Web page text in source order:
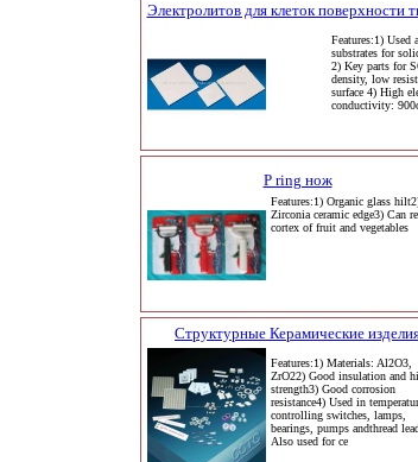
Электролитов для клеток поверхности
Features:1) Used
substrates for
2) Key parts for
density, low
surface 4) High
conductivity:
P ring нож
Features:1) Organic glass
Zirconia ceramic edge3) Can
cortex of fruit and vegetables
Структурные Керамические
Features:1) Materials: Al2O3,
ZrO22) Good insulation and
strength3) Good corrosion
resistance4) Used in
controlling switches, lamps,
bearings, pumps andthread
Also used for ce